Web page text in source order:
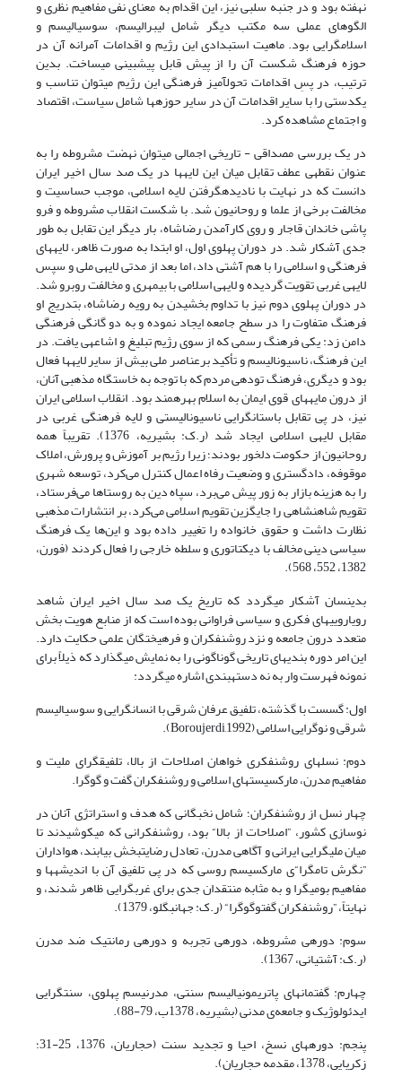
نهفته بود و در جنبه سلبی نیز، این اقدام به معنای نفی مفاهیم نظری و
الگوهای عملی سه مکتب دیگر شامل لیبرالیسم، سوسیالیسم و
اسلامگرایی بود. ماهیت استبدادی این رژیم و اقدامات آمرانه آن در
حوزه فرهنگ شکست آن را از پیش قابل پیش­بینی می­ساخت. بدین
ترتیب، در پسِ اقدامات تحول­آمیز فرهنگی این رژیم می­توان تناسب و
یکدستی را با سایر اقدامات آن در سایر حوزه­ها شامل سیاست، اقتصاد
و اجتماع مشاهده کرد.
در یک بررسی مصداقی - تاریخی اجمالی می‏توان نهضت مشروطه را به
عنوان نقطه‏ی عطف تقابل میان این لایه‏ها در یک صد سال اخیر ایران
دانست که در نهایت با نادیده­گرفتن لایه اسلامی، موجب حساسیت و
مخالفت برخی از علما و روحانیون شد. با شکست انقلاب مشروطه و فرو
پاشی خاندان قاجار و روی کارآمدن رضاشاه، بار دیگر این تقابل به طور
جدی آشکار شد. در دوران پهلوی اول، او ابتدا به صورت ظاهر، لایه‏های
فرهنگی و اسلامی ‏را با هم آشتی داد، اما بعد از مدتی لایه‏ی ملی و سپس
لایه‏ی غربی تقویت گردیده و لایه‏ی اسلامی با بی­مهری و مخالفت روبرو شد.
در دوران پهلوی دوم نیز با تداوم بخشیدن به رویه رضاشاه، بتدریج او
فرهنگ متفاوت را در سطح جامعه ایجاد نموده و به دو گانگی فرهنگی
دامن زد: یکی فرهنگ رسمی که از سوی رژیم تبلیغ و اشاعه‏ی یافت. در
این فرهنگ، ناسیونالیسم و تأکید برعناصر ملی بیش از سایر لایه‏ها فعال
بود و دیگری، فرهنگ توده‏ی مردم که با توجه به خاستگاه مذهبی آنان،
از درون‎ مایه‏های قوی ایمان به اسلام بهره‎مند بود. انقلاب اسلامی ایران
نیز، در پی تقابل باستانگرایی ناسیونالیستی و لایه فرهنگی غربی در
مقابل لایه‏ی اسلامی ایجاد شد (ر.ک: بشیریه، 1376). تقریباً همه
روحانیون از حکومت دلخور بودند؛ زیرا رژیم بر آموزش و پرورش، املاک
موقوفه، دادگستری و وضعیت رفاه اعمال کنترل می‌کرد، توسعه شهری
را به هزینه بازار به زور پیش می‌برد، سپاه دین به روستاها می‌فرستاد،
تقویم شاهنشاهی را جایگزین تقویم اسلامی می‌کرد، بر انتشارات مذهبی
نظارت داشت و حقوق خانواده را تغییر داده بود و این‌ها یک فرهنگ
سیاسی دینی مخالف با دیکتاتوری و سلطه خارجی را فعال کردند (فورن،
1382، 552، 568).
بدین­سان آشکار می­گردد که تاریخ یک صد سال اخیر ایران شاهد
رویارویی­های فکری و سیاسی فراوانی بوده است که از منابع هویت بخش
متعدد درون جامعه و نزد روشنفکران و فرهیختگان علمی حکایت دارد.
این امر دوره بندی­های تاریخی گوناگونی را به نمایش می­گذارد که ذیلاً برای
نمونه فهرست وار به نه دسته­بندی اشاره می­گردد:
اول: گسست با گذشته، تلفیق عرفان شرقی با انسان‎گرایی و سوسیالیسم
شرقی و نوگرایی اسلامی (Boroujerdi,1992).
دوم: نسل­های روشنفکری خواهان اصلاحات از بالا، تلفیق­گرای ملیت و
مفاهیم مدرن، مارکسیست­های اسلامی و روشنفکران گفت و گوگرا.
چهار نسل از روشنفکران؛ شامل نخبگانی که هدف و استراتژی آنان در
نوسازی کشور، ”اصلاحات از بالا“ بود، روشنفکرانی که می‎کوشیدند تا
میان ملی‎گرایی ایرانی و آگاهی مدرن، تعادل رضایت‎بخش بیابند، هواداران
”نگرش تام‎گرا“ی مارکسیسم روسی که در پی تلفیق آن با اندیشه‎ها و
مفاهیم بومی‎گرا و به مثابه منتقدان جدی برای غرب‎گرایی ظاهر شدند، و
نهایتاً، ”روشنفکران گفت‎وگوگرا“ (ر.ک: جهانبگلو، 1379).
سوم: دوره‎ی مشروطه، دوره‎ی تجربه و دوره‎ی رمانتیک ضد مدرن
(ر.ک: آشتیانی، 1367).
چهارم: گفتمان‏های پاتریمونیالیسم سنتی، مدرنیسم پهلوی، سنت­گرایی
ایدئولوژیک و جامعه‌ی مدنی (بشیریه، 1378ب، 79-88).
پنجم: دوره­های نسخ، احیا و تجدید سنت (حجاریان، 1376، 25-31؛
زکریایی، 1378، مقدمه حجاریان).